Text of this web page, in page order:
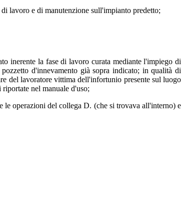
lavoro e di manutenzione sull'impianto predetto;
inerente la fase di lavoro curata mediante l'impiego di
d'innevamento già sopra indicato; in qualità di
del lavoratore vittima dell'infortunio presente sul luogo
nel manuale d'uso;
le operazioni del collega D. (che si trovava all'interno) e